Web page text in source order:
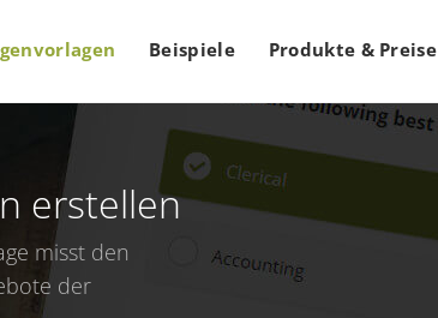
Beispiele Produkte & Preise
erstellen
misst den
der